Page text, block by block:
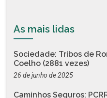
As mais lidas
Sociedade: Tribos de
Coelho (2881 vezes)
26 de junho de 2025
Caminhos Seguros: